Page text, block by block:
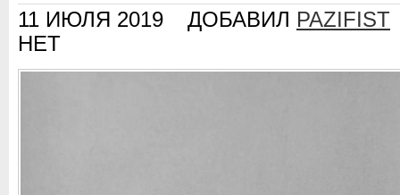
11 ИЮЛЯ 2019 ДОБАВИЛ PAZIFIST
НЕТ